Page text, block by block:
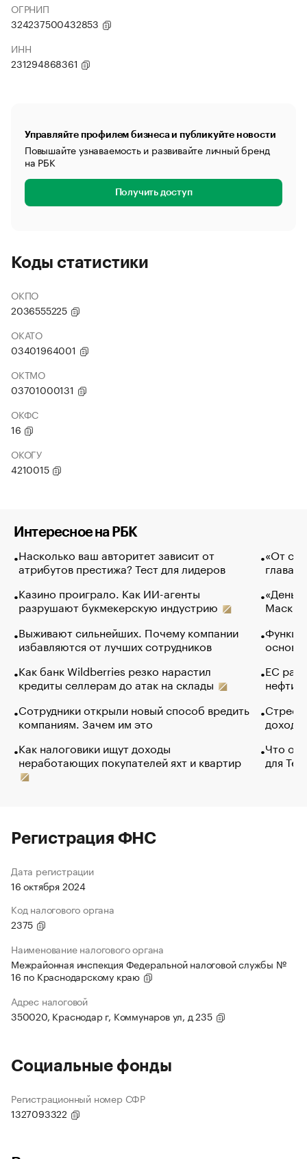
ОГРНИП
324237500432853
ИНН
231294868361
Управляйте профилем бизнеса и публикуйте новости
Повышайте узнаваемость и развивайте личный бренд
на РБК
Получить доступ
Коды статистики
ОКПО
2036555225
ОКАТО
03401964001
ОКТМО
03701000131
ОКФС
16
ОКОГУ
4210015
Интересное на РБК
Насколько ваш авторитет зависит от
атрибутов престижа? Тест для лидеров
Казино проиграло. Как ИИ-агенты
разрушают букмекерскую индустрию
Выживают сильнейших. Почему компании
избавляются от лучших сотрудников
Как банк Wildberries резко нарастил
кредиты селлерам до атак на склады
Сотрудники открыли новый способ вредить
компаниям. Зачем им это
Как налоговики ищут доходы
неработающих покупателей яхт и квартир
«От
глава
Маск в
основ
ЕС
нефти
Что
для
Регистрация ФНС
Дата регистрации
16 октября 2024
Код налогового органа
2375
Наименование налогового органа
Межрайонная инспекция Федеральной налоговой службы №
16 по Краснодарскому краю
Адрес налоговой
350020, Краснодар г, Коммунаров ул, д 235
Социальные фонды
Регистрационный номер СФР
1327093322